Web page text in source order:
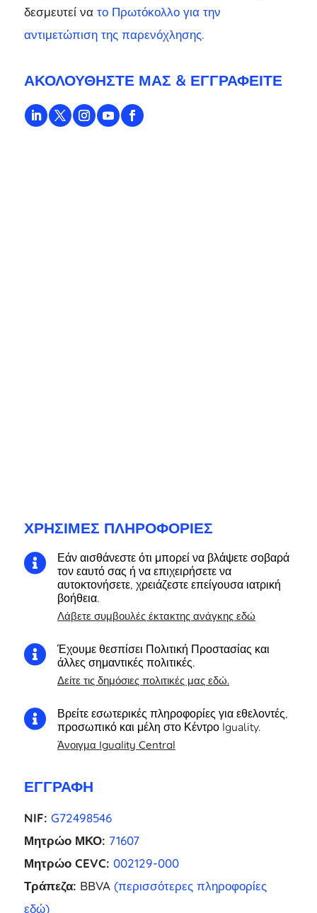
δεσμευτεί να το Πρωτόκολλο για την
αντιμετώπιση της παρενόχλησης.
ΑΚΟΛΟΥΘΉΣΤΕ ΜΑΣ & ΕΓΓΡΑΦΕΊΤΕ
ΧΡΉΣΙΜΕΣ ΠΛΗΡΟΦΟΡΊΕΣ

Εάν αισθάνεστε ότι μπορεί να βλάψετε σοβαρά
τον εαυτό σας ή να επιχειρήσετε να
αυτοκτονήσετε, χρειάζεστε επείγουσα ιατρική
βοήθεια.
Λάβετε συμβουλές έκτακτης ανάγκης εδώ

Έχουμε θεσπίσει Πολιτική Προστασίας και
άλλες σημαντικές πολιτικές.
Δείτε τις δημόσιες πολιτικές μας εδώ.

Βρείτε εσωτερικές πληροφορίες για εθελοντές,
προσωπικό και μέλη στο Κέντρο Iguality.
Άνοιγμα Iguality Central
ΕΓΓΡΑΦΉ
NIF: G72498546
Μητρώο ΜΚΟ: 71607
Μητρώο CEVC: 002129-000
Τράπεζα: BBVA (περισσότερες πληροφορίες
εδώ)